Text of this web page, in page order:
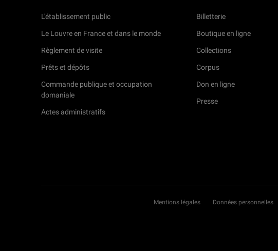
L'établissement public
Le Louvre en France et dans le monde
Règlement de visite
Prêts et dépôts
Commande publique et occupation
domaniale
Actes administratifs
Billetterie
Boutique en ligne
Collections
Corpus
Don en ligne
Presse
Mentions légales Données personnelles